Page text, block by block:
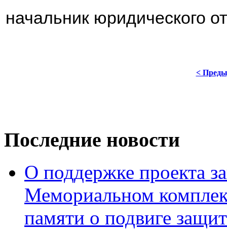
начальник юридического
<
Последние новости
О поддержке проекта
Мемориальном
памяти о подвиге